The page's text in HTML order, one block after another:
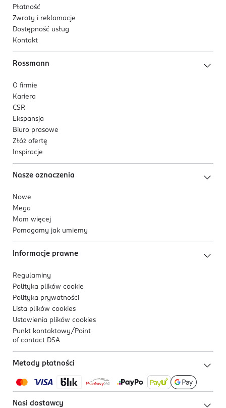
Płatność
Zwroty i reklamacje
Dostępność usług
Kontakt
Rossmann
O firmie
Kariera
CSR
Ekspansja
Biuro prasowe
Złóż ofertę
Inspiracje
Nasze oznaczenia
Nowe
Mega
Mam więcej
Pomagamy jak umiemy
Informacje prawne
Regulaminy
Polityka plików cookie
Polityka prywatności
Lista plików cookies
Ustawienia plików cookies
Punkt kontaktowy/ Point
of contact DSA
Metody płatności
Nasi dostawcy